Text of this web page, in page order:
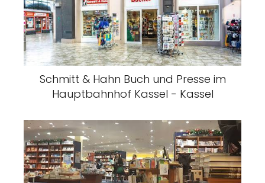
Schmitt & Hahn Buch und Presse im
Hauptbahnhof Kassel - Kassel